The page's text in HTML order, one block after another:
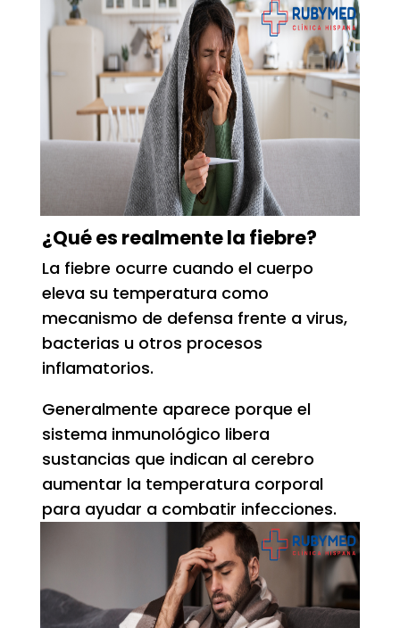
¿Qué es realmente la fiebre?
La fiebre ocurre cuando el cuerpo
eleva su temperatura como
mecanismo de defensa frente a virus,
bacterias u otros procesos
inflamatorios.
Generalmente aparece porque el
sistema inmunológico libera
sustancias que indican al cerebro
aumentar la temperatura corporal
para ayudar a combatir infecciones.